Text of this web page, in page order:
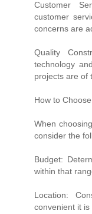
Customer
customer
concerns are
Quality
technology
projects are of
How to
When
consider the
Budget:
within that
Location:
convenient it is